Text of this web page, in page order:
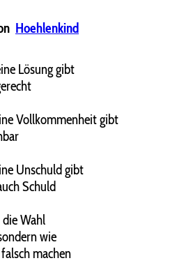
Hoehlenkind
Lösung gibt
Vollkommenheit gibt
Unschuld gibt
Schuld
Wahl
wie
machen